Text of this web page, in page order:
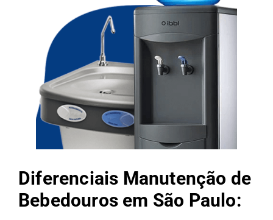
Diferenciais Manutenção de
Bebedouros em São Paulo: